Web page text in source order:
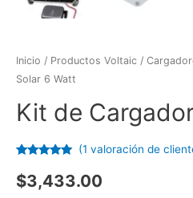
Inicio / Productos Voltaic /
Solar 6 Watt
Kit de
5.00 sobre
5 basado
(1 valoración de
$3,433.00